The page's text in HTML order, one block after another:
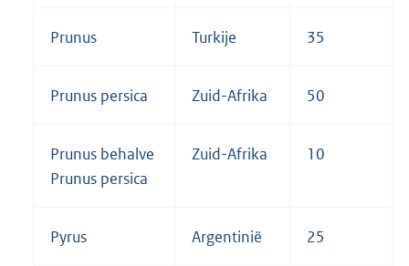
Prunus Turkije 35
Prunus persica Zuid-Afrika 50
Prunus behalve
Prunus persica
Zuid-Afrika 10
Pyrus Argentinië 25